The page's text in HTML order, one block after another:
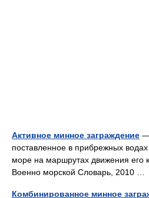
Активное минное заграждение —
поставленное в прибрежных
море на маршрутах движения его
Военно морской Словарь, 2010 …
Комбинированное минное